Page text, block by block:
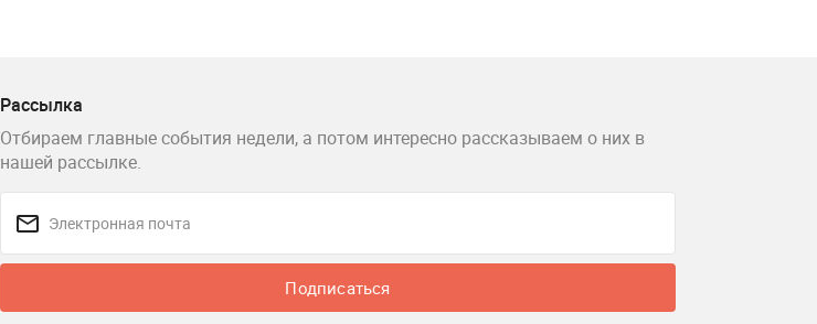
Рассылка
Отбираем главные события недели, а потом интересно рассказываем о них в
нашей рассылке.
Подписаться